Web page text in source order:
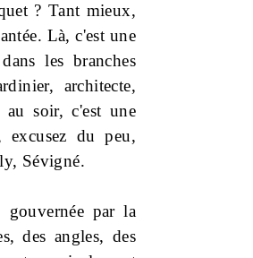
? Tant mieux,
Là, c'est une
les branches
architecte,
soir, c'est une
excusez du peu,
Sévigné.
par la
des angles, des